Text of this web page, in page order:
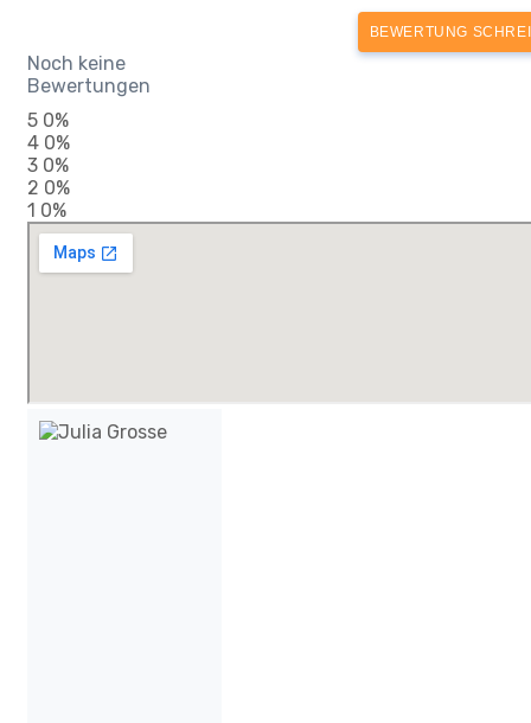
BEWERTUNG
Noch keine
Bewertungen
5 0%
4 0%
3 0%
2 0%
1 0%